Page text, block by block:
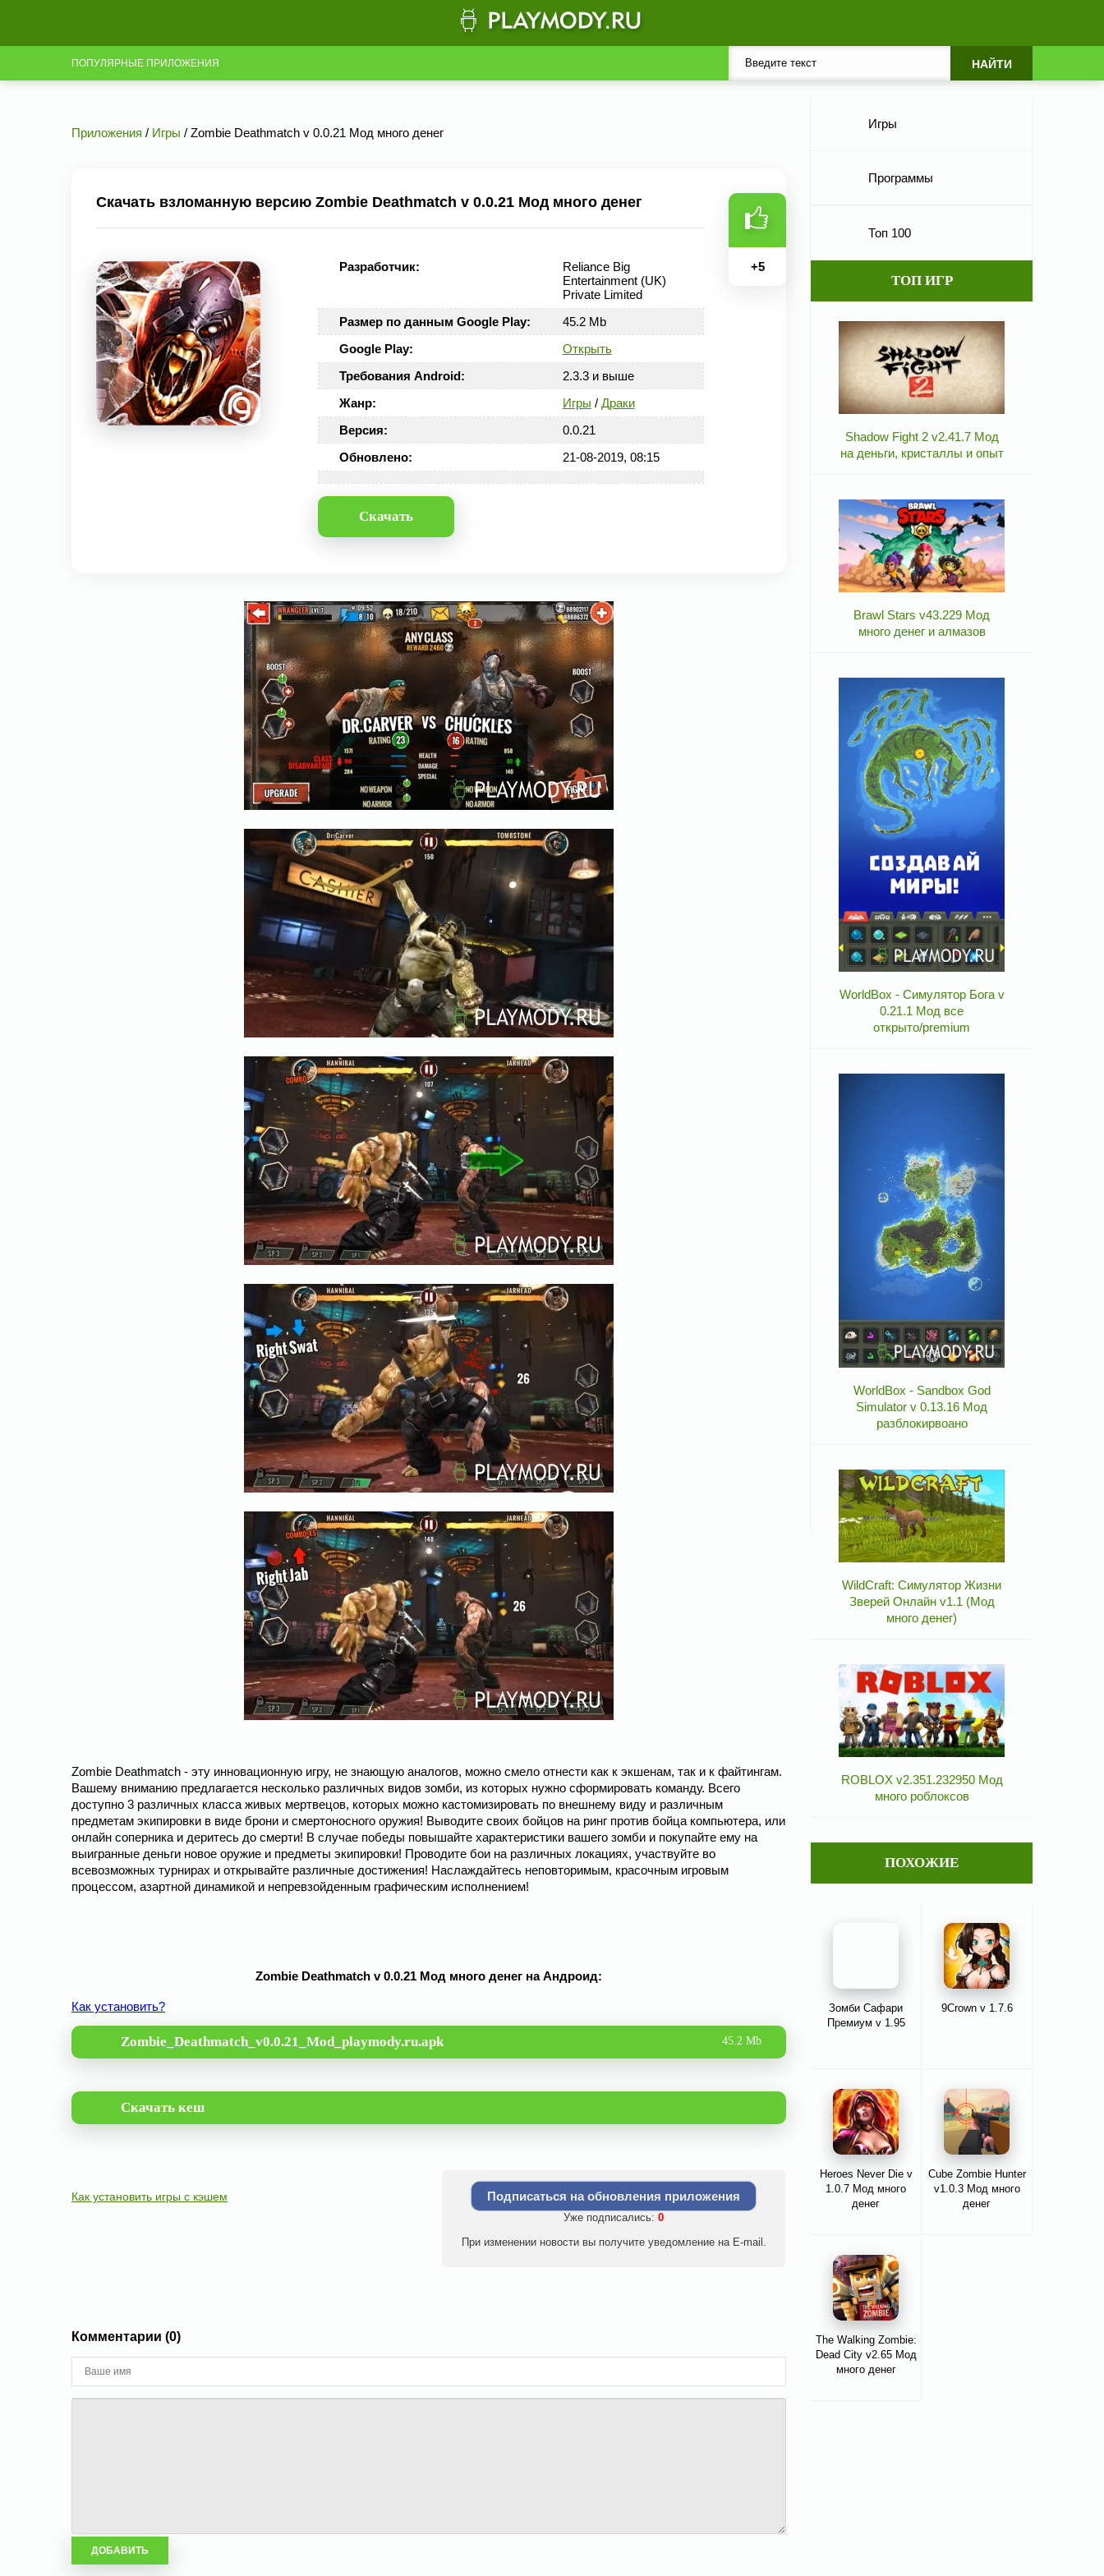
ПОПУЛЯРНЫЕ ПРИЛОЖЕНИЯ
Приложения / Игры / Zombie Deathmatch v 0.0.21 Мод много денег
Скачать взломанную версию Zombie Deathmatch v 0.0.21 Мод много денег
Разработчик:
Reliance Big
Entertainment (UK)
Private Limited
Размер по данным Google Play:
45.2 Mb
Google Play:
Открыть
Требования Android:
2.3.3 и выше
Жанр:
Игры / Драки
Версия:
0.0.21
Обновлено:
21-08-2019, 08:15
Скачать
+5
Zombie Deathmatch - эту инновационную игру, не знающую аналогов, можно смело отнести как к экшенам, так и к файтингам.
Вашему вниманию предлагается несколько различных видов зомби, из которых нужно сформировать команду. Всего
доступно 3 различных класса живых мертвецов, которых можно кастомизировать по внешнему виду и различным
предметам экипировки в виде брони и смертоносного оружия! Выводите своих бойцов на ринг против бойца компьютера, или
онлайн соперника и деритесь до смерти! В случае победы повышайте характеристики вашего зомби и покупайте ему на
выигранные деньги новое оружие и предметы экипировки! Проводите бои на различных локациях, участвуйте во
всевозможных турнирах и открывайте различные достижения! Наслаждайтесь неповторимым, красочным игровым
процессом, азартной динамикой и непревзойденным графическим исполнением!
Zombie Deathmatch v 0.0.21 Мод много денег на Андроид:
Как установить?
Zombie_Deathmatch_v0.0.21_Mod_playmody.ru.apk 45.2 Mb
Скачать кеш
Как установить игры с кэшем Подписаться на обновления приложения
Уже подписались: 0
При изменении новости вы получите уведомление на E-mail.
Комментарии (0)
Игры
Программы
Топ 100
ТОП ИГР
Shadow Fight 2 v2.41.7 Мод
на деньги, кристаллы и опыт
Brawl Stars v43.229 Мод
много денег и алмазов
WorldBox - Симулятор Бога v
0.21.1 Мод все
открыто/premium
WorldBox - Sandbox God
Simulator v 0.13.16 Мод
разблокирвоано
WildCraft: Симулятор Жизни
Зверей Онлайн v1.1 (Мод
много денег)
ROBLOX v2.351.232950 Мод
много роблоксов
ПОХОЖИЕ
Зомби Сафари
Премиум v 1.95
9Crown v 1.7.6
Heroes Never Die v
1.0.7 Мод много
денег
Cube Zombie Hunter
v1.0.3 Мод много
денег
The Walking Zombie:
Dead City v2.65 Мод
много денег